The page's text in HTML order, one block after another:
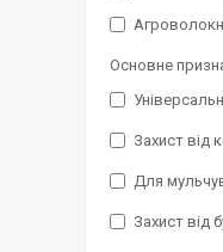
Основне
Захист від
Для
Захист від